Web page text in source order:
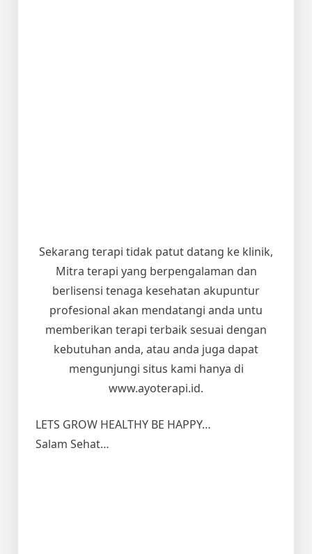
Sekarang terapi tidak patut datang ke klinik,
Mitra terapi yang berpengalaman dan
berlisensi tenaga kesehatan akupuntur
profesional akan mendatangi anda untu
memberikan terapi terbaik sesuai dengan
kebutuhan anda, atau anda juga dapat
mengunjungi situs kami hanya di
www.ayoterapi.id.
LETS GROW HEALTHY BE HAPPY…
Salam Sehat…